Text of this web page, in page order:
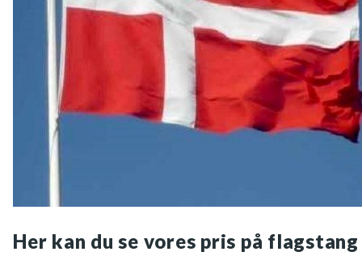
Her kan du se vores pris på flagstang